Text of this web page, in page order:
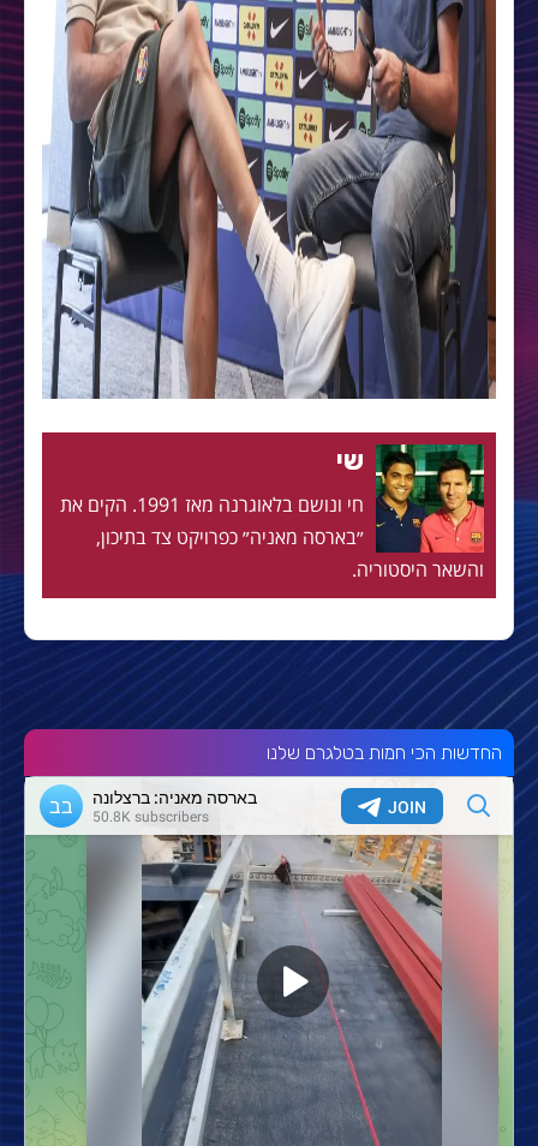
שי
חי ונושם בלאוגרנה מאז 1991. הקים את
״בארסה מאניה״ כפרויקט צד בתיכון,
והשאר היסטוריה.
החדשות הכי חמות בטלגרם שלנו